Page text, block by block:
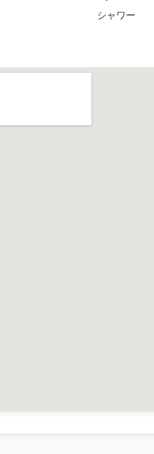
シャワー